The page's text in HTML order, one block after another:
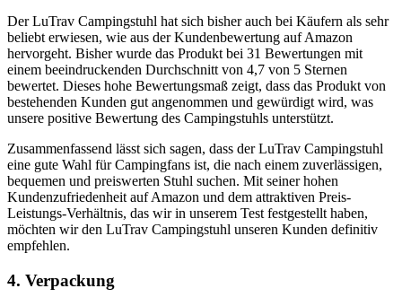
Der LuTrav Campingstuhl hat sich bisher auch bei Käufern als sehr
beliebt erwiesen, wie aus der Kundenbewertung auf Amazon
hervorgeht. Bisher wurde das Produkt bei 31 Bewertungen mit
einem beeindruckenden Durchschnitt von 4,7 von 5 Sternen
bewertet. Dieses hohe Bewertungsmaß zeigt, dass das Produkt von
bestehenden Kunden gut angenommen und gewürdigt wird, was
unsere positive Bewertung des Campingstuhls unterstützt.
Zusammenfassend lässt sich sagen, dass der LuTrav Campingstuhl
eine gute Wahl für Campingfans ist, die nach einem zuverlässigen,
bequemen und preiswerten Stuhl suchen. Mit seiner hohen
Kundenzufriedenheit auf Amazon und dem attraktiven Preis-
Leistungs-Verhältnis, das wir in unserem Test festgestellt haben,
möchten wir den LuTrav Campingstuhl unseren Kunden definitiv
empfehlen.
4. Verpackung